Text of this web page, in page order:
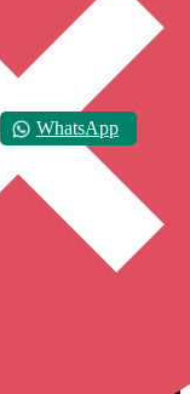
WhatsApp